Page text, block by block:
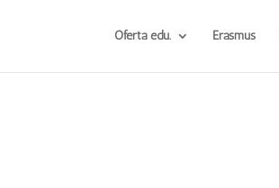
Oferta edu. Erasmus